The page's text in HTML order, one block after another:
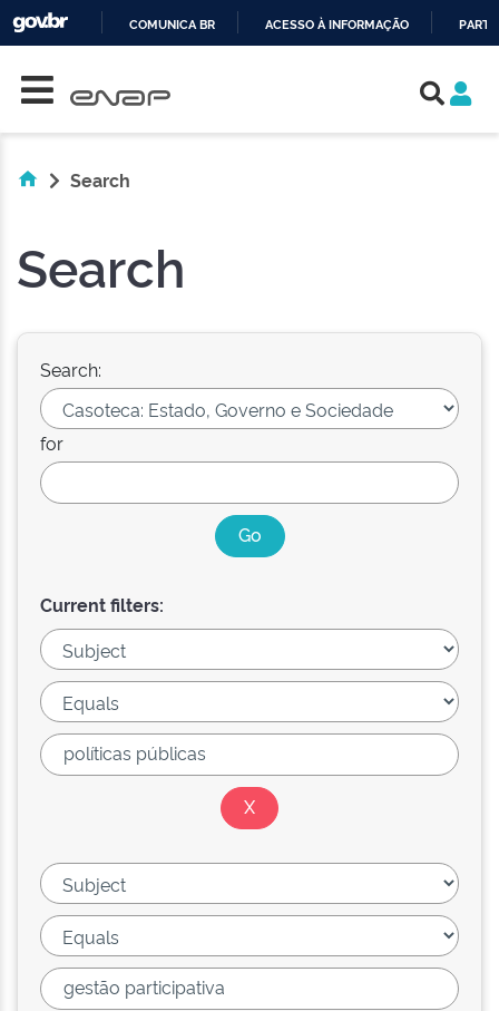
COMUNICA BR ACESSO À INFORMAÇÃO
Search
Search
Search:
for
Current filters: